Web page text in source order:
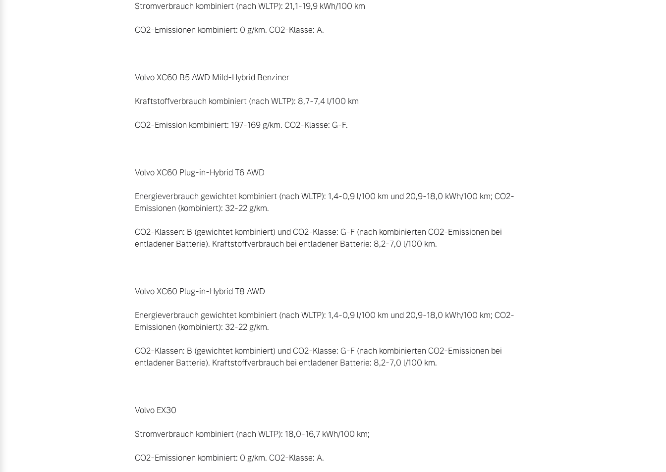
Stromverbrauch kombiniert (nach WLTP): 21,1-19,9 kWh/100 km
CO2-Emissionen kombiniert: 0 g/km. CO2-Klasse: A.
Volvo XC60 B5 AWD Mild-Hybrid Benziner
Kraftstoffverbrauch kombiniert (nach WLTP): 8,7-7,4 l/100 km
CO2-Emission kombiniert: 197-169 g/km. CO2-Klasse: G-F.
Volvo XC60 Plug-in-Hybrid T6 AWD
Energieverbrauch gewichtet kombiniert (nach WLTP): 1,4-0,9 l/100 km und 20,9-18,0 kWh/100 km; CO2-
Emissionen (kombiniert): 32-22 g/km.
CO2-Klassen: B (gewichtet kombiniert) und CO2-Klasse: G-F (nach kombinierten CO2-Emissionen bei
entladener Batterie). Kraftstoffverbrauch bei entladener Batterie: 8,2-7,0 l/100 km.
Volvo XC60 Plug-in-Hybrid T8 AWD
Energieverbrauch gewichtet kombiniert (nach WLTP): 1,4-0,9 l/100 km und 20,9-18,0 kWh/100 km; CO2-
Emissionen (kombiniert): 32-22 g/km.
CO2-Klassen: B (gewichtet kombiniert) und CO2-Klasse: G-F (nach kombinierten CO2-Emissionen bei
entladener Batterie). Kraftstoffverbrauch bei entladener Batterie: 8,2-7,0 l/100 km.
Volvo EX30
Stromverbrauch kombiniert (nach WLTP): 18,0-16,7 kWh/100 km;
CO2-Emissionen kombiniert: 0 g/km. CO2-Klasse: A.